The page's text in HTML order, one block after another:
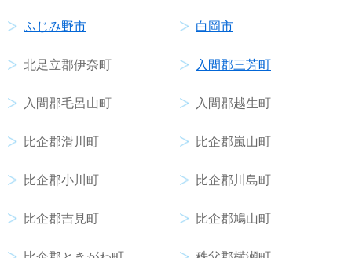
ふじみ野市 白岡市
北足立郡伊奈町 入間郡三芳町
入間郡毛呂山町 入間郡越生町
比企郡滑川町 比企郡嵐山町
比企郡小川町 比企郡川島町
比企郡吉見町 比企郡鳩山町